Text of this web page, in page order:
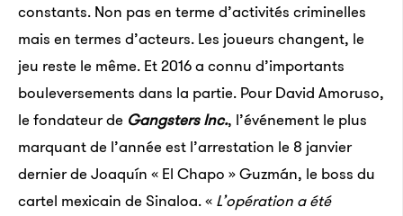
constants. Non pas en terme d’activités criminelles
mais en termes d’acteurs. Les joueurs changent, le
jeu reste le même. Et 2016 a connu d’importants
bouleversements dans la partie. Pour David Amoruso,
le fondateur de Gangsters Inc., l’événement le plus
marquant de l’année est l’arrestation le 8 janvier
dernier de Joaquín « El Chapo » Guzmán, le boss du
cartel mexicain de Sinaloa. « L’opération a été